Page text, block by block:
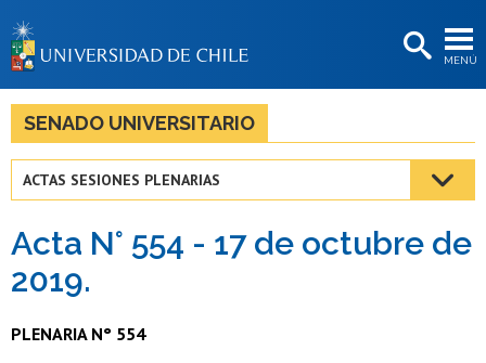
MENÚ
BIBLIOTECAS
LA UNIVERSIDAD
Estudiantes
Académicas/os
SENADO UNIVERSITARIO
ACTAS SESIONES PLENARIAS
Acta N° 554 - 17 de octubre de
2019.
PLENARIA N° 554